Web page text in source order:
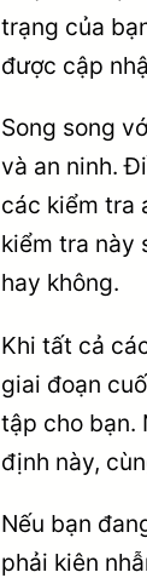
trạng của
được cập
Song song
và an ninh.
các kiểm tra
kiểm tra này
hay không.
Khi tất cả
giai đoạn
tập cho bạn.
định này,
Nếu bạn
phải kiên